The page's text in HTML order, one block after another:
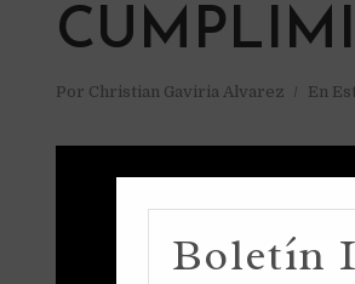
Por Christian Gaviria Alvarez En
Boletín